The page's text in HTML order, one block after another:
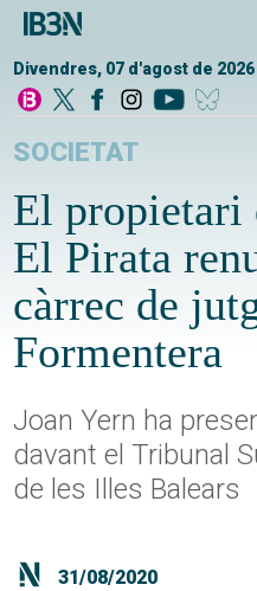
Divendres, 07 d'agost de 2026
SOCIETAT
El propietari
El Pirata
càrrec de
Formentera
Joan Yern ha
davant el Tribunal
de les Illes Balears
31/08/2020